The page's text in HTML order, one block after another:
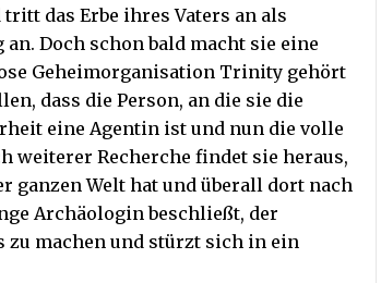
das Erbe ihres Vaters an als
Doch schon bald macht sie eine
Geheimorganisation Trinity gehört
dass die Person, an die sie die
eine Agentin ist und nun die volle
weiterer Recherche findet sie heraus,
ganzen Welt hat und überall dort nach
Archäologin beschließt, der
machen und stürzt sich in ein